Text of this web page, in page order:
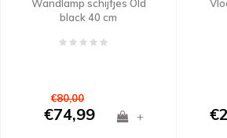
Wandlamp schijfjes Old
black 40 cm
€80,00
€74,99 +